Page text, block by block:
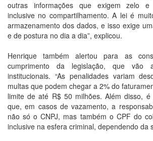
outras informações que exigem zelo e
inclusive no compartilhamento. A lei é
armazenamento dos dados, e isso exige
e de postura no dia a dia”, explicou.
Henrique também alertou para as
cumprimento da legislação, que vão
institucionais. “As penalidades variam
multas que podem chegar a 2% do
limite de até R$ 50 milhões. Além disso, é
que, em casos de vazamento, a
não só o CNPJ, mas também o CPF do
inclusive na esfera criminal, dependendo da